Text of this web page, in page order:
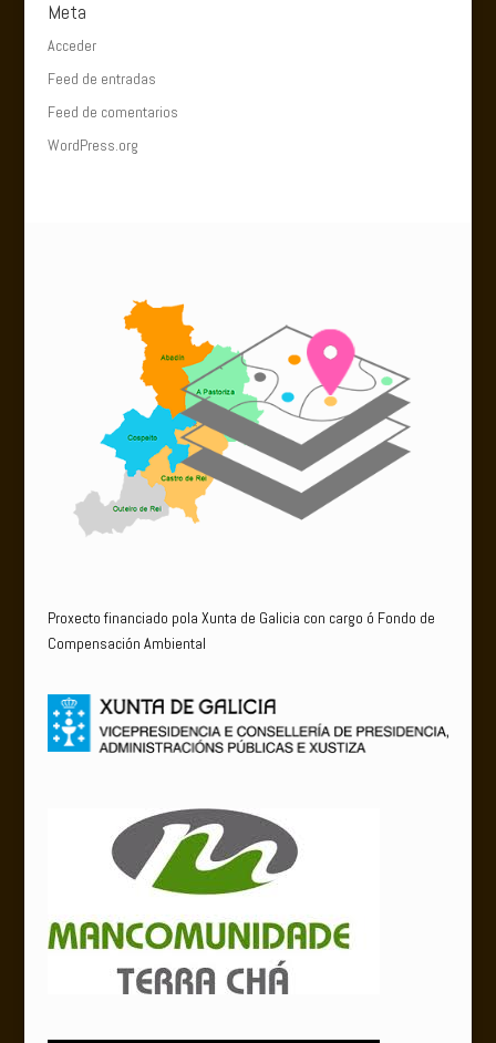
Meta
Acceder
Feed de entradas
Feed de comentarios
WordPress.org
Proxecto financiado pola Xunta de Galicia con cargo ó Fondo de
Compensación Ambiental